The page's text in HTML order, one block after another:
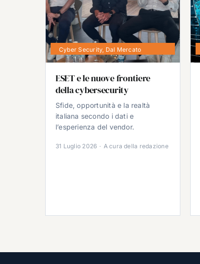
Cyber Security, Dal Mercato
ESET e le nuove frontiere
della cybersecurity
Sfide, opportunità e la realtà
italiana secondo i dati e
l’esperienza del vendor.
31 Luglio 2026 · A cura della redazione